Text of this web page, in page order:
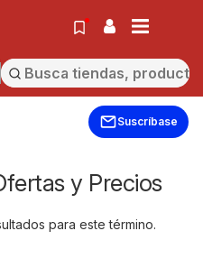
Suscríbase
y Precios
para este término.